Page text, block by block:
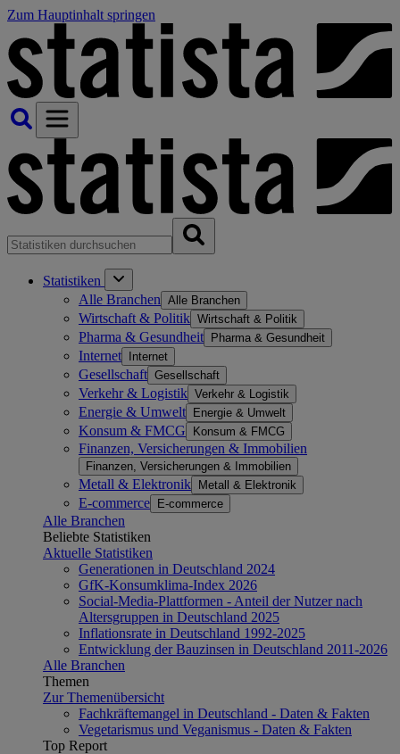
Zum Hauptinhalt springen
Statistiken
Alle Branchen Alle Branchen
Wirtschaft & Politik Wirtschaft & Politik
Pharma & Gesundheit Pharma & Gesundheit
Internet Internet
Gesellschaft Gesellschaft
Verkehr & Logistik Verkehr & Logistik
Energie & Umwelt Energie & Umwelt
Konsum & FMCG Konsum & FMCG
Finanzen, Versicherungen & Immobilien
Finanzen, Versicherungen & Immobilien
Metall & Elektronik Metall & Elektronik
E-commerce E-commerce
Alle Branchen
Beliebte Statistiken
Aktuelle Statistiken
Generationen in Deutschland 2024
GfK-Konsumklima-Index 2026
Social-Media-Plattformen - Anteil der Nutzer nach
Altersgruppen in Deutschland 2025
Inflationsrate in Deutschland 1992-2025
Entwicklung der Bauzinsen in Deutschland 2011-2026
Alle Branchen
Themen
Zur Themenübersicht
Fachkräftemangel in Deutschland - Daten & Fakten
Vegetarismus und Veganismus - Daten & Fakten
Top Report